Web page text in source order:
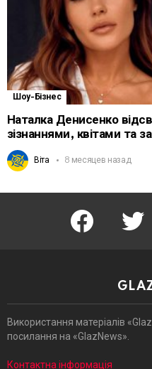
Шоу-Бізнес
Наталка Денисенко
зізнаннями, квітами та
Віта 8 месяцев назад
facebook
Використання матеріалів
посилання на «GlazNews».
Контактна інформація